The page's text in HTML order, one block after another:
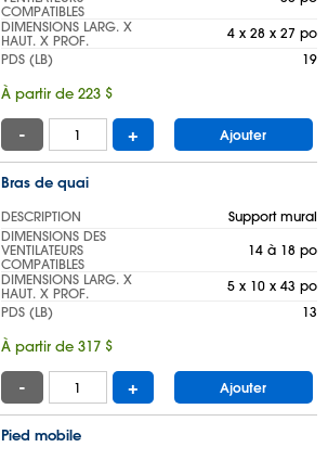
COMPATIBLES
DIMENSIONS LARG. X
HAUT. X PROF.
4 x 28 x 27 po
PDS (LB)
19
À partir de 223 $
- + Ajouter
Bras de quai
DESCRIPTION
Support mural
DIMENSIONS DES
VENTILATEURS
COMPATIBLES
14 à 18 po
DIMENSIONS LARG. X
HAUT. X PROF.
5 x 10 x 43 po
PDS (LB)
13
À partir de 317 $
- + Ajouter
Pied mobile